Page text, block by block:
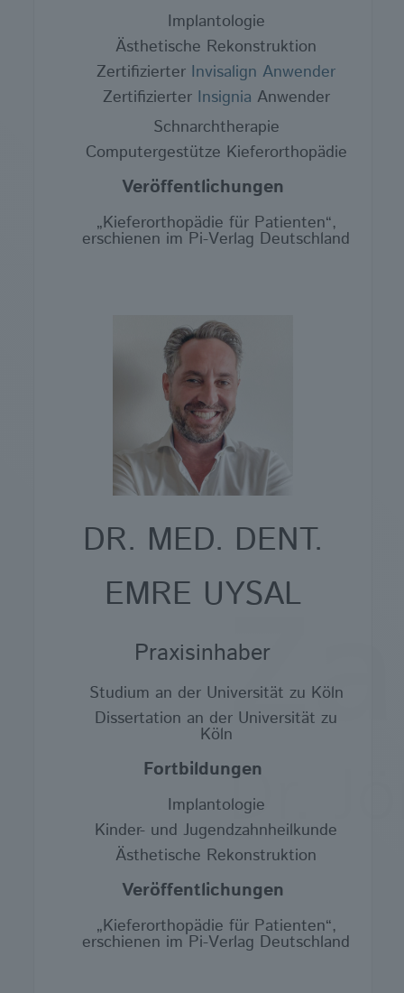
Implantologie
Ästhetische Rekonstruktion
Zertifizierter Invisalign Anwender
Zertifizierter Insignia Anwender
Schnarchtherapie
Computergestütze Kieferorthopädie
Veröffentlichungen
„Kieferorthopädie für Patienten“,
erschienen im Pi-Verlag Deutschland
DR. MED. DENT.
EMRE UYSAL
Praxisinhaber
Studium an der Universität zu Köln
Dissertation an der Universität zu
Köln
Fortbildungen
Implantologie
Kinder- und Jugendzahnheilkunde
Ästhetische Rekonstruktion
Veröffentlichungen
„Kieferorthopädie für Patienten“,
erschienen im Pi-Verlag Deutschland